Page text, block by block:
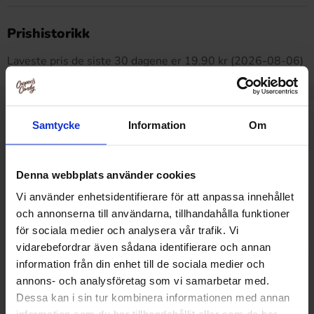
Samtycke Information Om
Denna webbplats använder cookies
Vi använder enhetsidentifierare för att anpassa innehållet
och annonserna till användarna, tillhandahålla funktioner
för sociala medier och analysera vår trafik. Vi
vidarebefordrar även sådana identifierare och annan
information från din enhet till de sociala medier och
annons- och analysföretag som vi samarbetar med.
Dessa kan i sin tur kombinera informationen med annan
Prishistorikk
Laveste pris de siste 30 dagene er 19.90 kr (2026-08-06)
Relaterte produkter